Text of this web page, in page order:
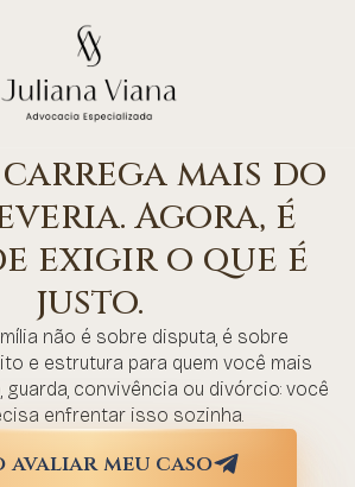
mais do
Agora, é
exigir o que é
justo.
não é sobre disputa, é sobre
e estrutura para quem você mais
guarda, convivência ou divórcio: você
enfrentar isso sozinha.
avaliar meu caso